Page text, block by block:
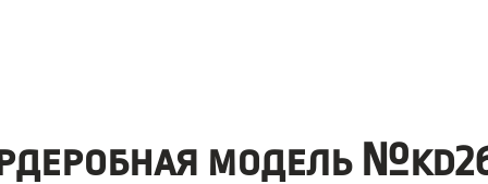
модель